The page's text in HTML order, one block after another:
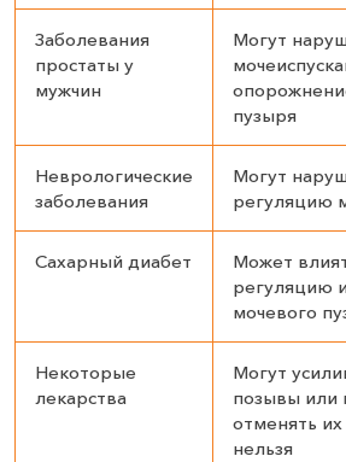
Заболевания
простаты у
мужчин
Могут
пузыря
Неврологические
заболевания
Могут
регуляцию
Сахарный диабет
Может
регуляцию
мочевого
Некоторые
лекарства
Могут
позывы или
отменять
нельзя